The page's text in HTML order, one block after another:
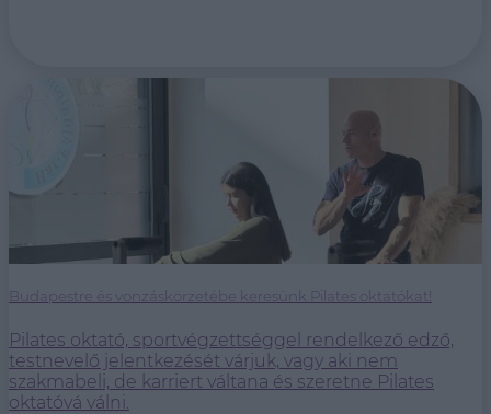
Budapestre és vonzáskörzetébe keresünk Pilates oktatókat!
Pilates oktató, sportvégzettséggel rendelkező edző,
testnevelő jelentkezését várjuk, vagy aki nem
szakmabeli, de karriert váltana és szeretne Pilates
oktatóvá válni.